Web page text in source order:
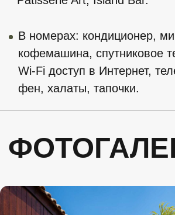
О компании
Главная
Индивидуальные путешествия
Коллекция путешествий